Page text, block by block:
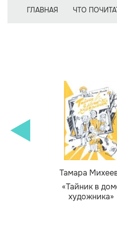
ГЛАВНАЯ ЧТО
Тамара
«Тайник в
художника»